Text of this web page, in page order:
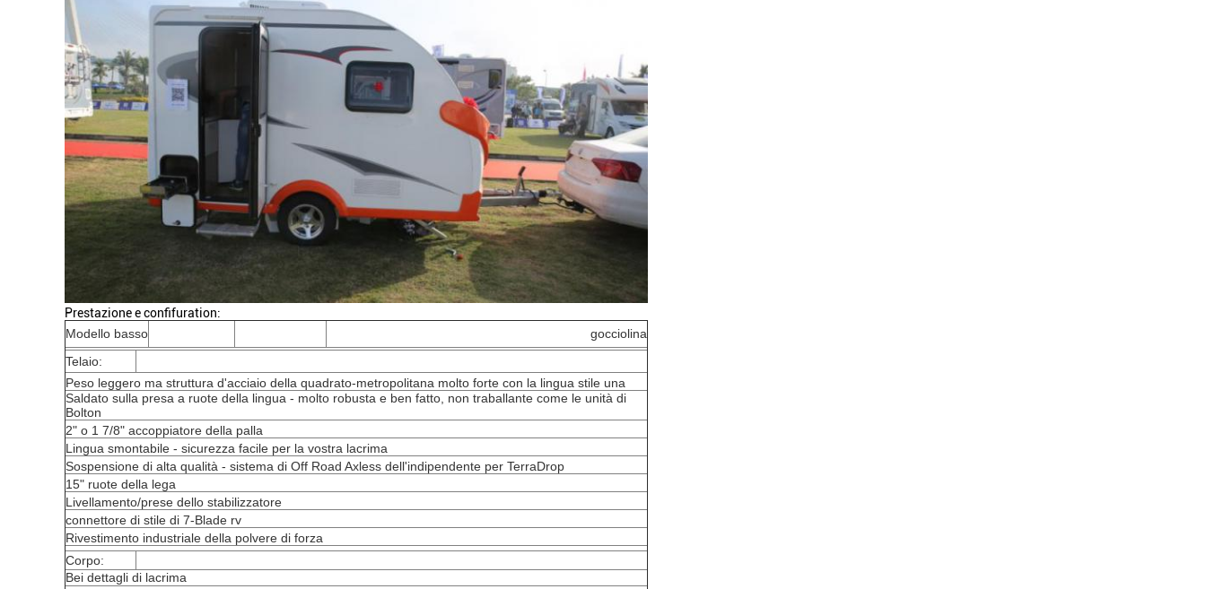
Prestazione e confifuration:
Modello basso
gocciolina
Telaio:
Peso leggero ma struttura d'acciaio della quadrato-metropolitana molto forte con la lingua stile una
Saldato sulla presa a ruote della lingua - molto robusta e ben fatto, non traballante come le unità di
Bolton
2" o 1 7/8" accoppiatore della palla
Lingua smontabile - sicurezza facile per la vostra lacrima
Sospensione di alta qualità - sistema di Off Road Axless dell'indipendente per TerraDrop
15" ruote della lega
Livellamento/prese dello stabilizzatore
connettore di stile di 7-Blade rv
Rivestimento industriale della polvere di forza
Corpo:
Bei dettagli di lacrima